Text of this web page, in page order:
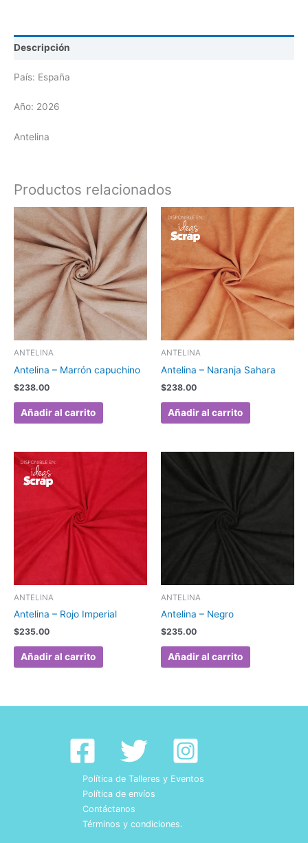
Descripción
País: España
Año: 2026
Antelina
Productos relacionados
ANTELINA
Antelina – Marrón capuchino
$238.00
Añadir al carrito
ANTELINA
Antelina – Naranja Sahara
$238.00
Añadir al carrito
ANTELINA
Antelina – Rojo Imperial
$235.00
Añadir al carrito
ANTELINA
Antelina – Negro
$235.00
Añadir al carrito
Política de Talleres y Eventos
Política de envíos
Contáctanos
Términos y condiciones.